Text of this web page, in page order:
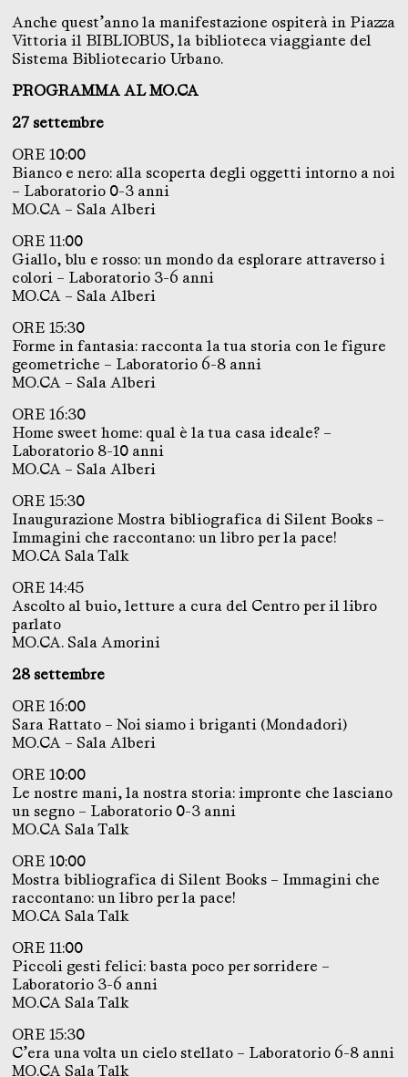
Anche quest’anno la manifestazione ospiterà in Piazza
Vittoria il BIBLIOBUS, la biblioteca viaggiante del
Sistema Bibliotecario Urbano.
PROGRAMMA AL MO.CA
27 settembre
ORE 10:00
Bianco e nero: alla scoperta degli oggetti intorno a noi
– Laboratorio 0-3 anni
MO.CA – Sala Alberi
ORE 11:00
Giallo, blu e rosso: un mondo da esplorare attraverso i
colori – Laboratorio 3-6 anni
MO.CA – Sala Alberi
ORE 15:30
Forme in fantasia: racconta la tua storia con le figure
geometriche – Laboratorio 6-8 anni
MO.CA – Sala Alberi
ORE 16:30
Home sweet home: qual è la tua casa ideale? –
Laboratorio 8-10 anni
MO.CA – Sala Alberi
ORE 15:30
Inaugurazione Mostra bibliografica di Silent Books –
Immagini che raccontano: un libro per la pace!
MO.CA Sala Talk
ORE 14:45
Ascolto al buio, letture a cura del Centro per il libro
parlato
MO.CA. Sala Amorini
28 settembre
ORE 16:00
Sara Rattato – Noi siamo i briganti (Mondadori)
MO.CA – Sala Alberi
ORE 10:00
Le nostre mani, la nostra storia: impronte che lasciano
un segno – Laboratorio 0-3 anni
MO.CA Sala Talk
ORE 10:00
Mostra bibliografica di Silent Books – Immagini che
raccontano: un libro per la pace!
MO.CA Sala Talk
ORE 11:00
Piccoli gesti felici: basta poco per sorridere –
Laboratorio 3-6 anni
MO.CA Sala Talk
ORE 15:30
C’era una volta un cielo stellato – Laboratorio 6-8 anni
MO.CA Sala Talk